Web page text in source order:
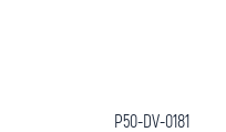
P50-DV-0181